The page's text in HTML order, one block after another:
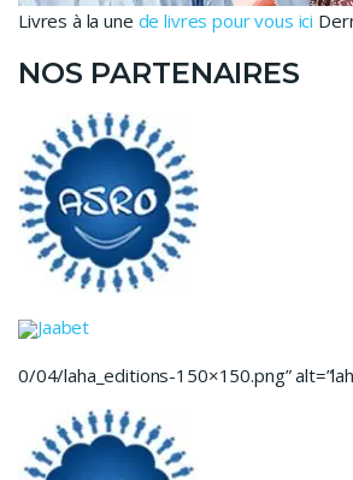
Livres à la une de livres pour vous ici
NOS PARTENAIRES
Jaabet
0/04/laha_editions-150×150.png”